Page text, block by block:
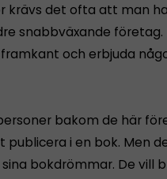
krävs det ofta att man
snabbväxande företag.
och erbjuda
bakom de här
i en bok. Men
bokdrömmar. De vill